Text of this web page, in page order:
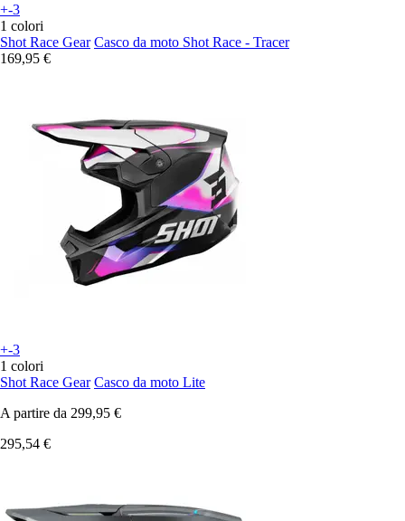
+-3
1 colori
Shot Race Gear Casco da moto Shot Race - Tracer
169,95 €
+-3
1 colori
Shot Race Gear Casco da moto Lite
A partire da 299,95 €
295,54 €